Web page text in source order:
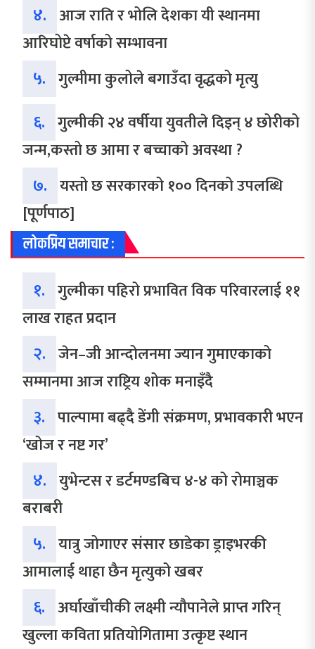
४. आज राति र भोलि देशका यी स्थानमा
आरिघोप्टे वर्षाको सम्भावना
५. गुल्मीमा कुलोले बगाउँदा वृद्धको मृत्यु
६. गुल्मीकी २४ वर्षीया युवतीले दिइन् ४ छोरीको
जन्म,कस्तो छ आमा र बच्चाको अवस्था ?
७. यस्तो छ सरकारको १०० दिनको उपलब्धि
[पूर्णपाठ]
लोकप्रिय समाचार :
१. गुल्मीका पहिरो प्रभावित विक परिवारलाई ११
लाख राहत प्रदान
२. जेन–जी आन्दोलनमा ज्यान गुमाएकाको
सम्मानमा आज राष्ट्रिय शोक मनाइँदै
३. पाल्पामा बढ्दै डेंगी संक्रमण, प्रभावकारी भएन
‘खोज र नष्ट गर’
४. युभेन्टस र डर्टमण्डबिच ४-४ को रोमाञ्चक
बराबरी
५. यात्रु जोगाएर संसार छाडेका ड्राइभरकी
आमालाई थाहा छैन मृत्युको खबर
६. अर्घाखाँचीकी लक्ष्मी न्यौपानेले प्राप्त गरिन्
खुल्ला कविता प्रतियोगितामा उत्कृष्ट स्थान